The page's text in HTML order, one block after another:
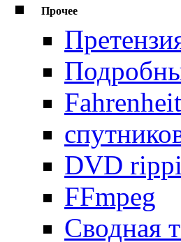
Прочее
DVD
FFmpeg
Сводная